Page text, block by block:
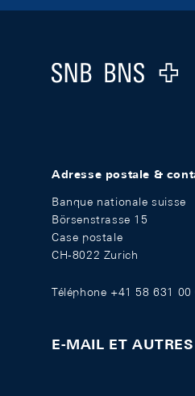
Logo
Adresse postale &
Banque nationale suisse
Börsenstrasse 15
Case postale
CH-8022 Zurich
Téléphone +41 58 631 00
E-MAIL ET